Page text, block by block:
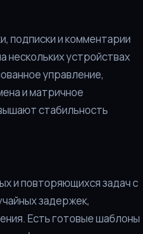
подписки и комментарии
нескольких устройствах
управление,
и матричное
стабильность
и повторяющихся задач с
задержек,
Есть готовые шаблоны